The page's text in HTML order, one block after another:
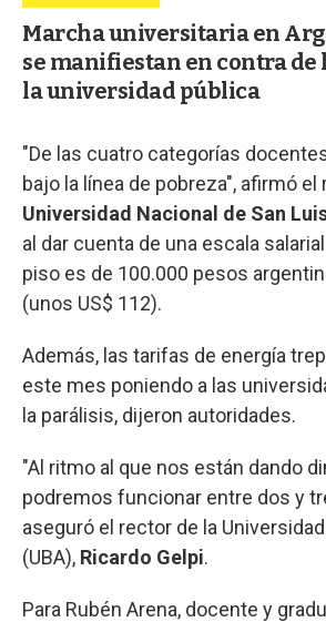
Marcha universitaria en
se manifiestan en contra de
la universidad pública
"De las cuatro categorías
bajo la línea de pobreza", afirmó el
Universidad Nacional de San
al dar cuenta de una escala
piso es de 100.000 pesos
(unos US$ 112).
Además, las tarifas de energía
este mes poniendo a las
la parálisis, dijeron autoridades.
"Al ritmo al que nos están dando
podremos funcionar entre dos y
aseguró el rector de la
(UBA), Ricardo Gelpi.
Para Rubén Arena, docente y